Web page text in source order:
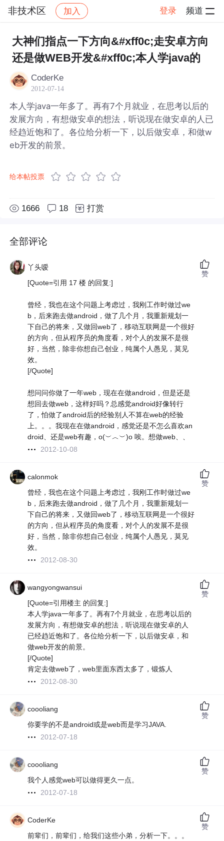
非技术区 加入 登录 频道
社区 非技术区 帖子详情
大神们指点一下方向&#xff0c;走安卓方向
还是做WEB开发&#xff0c;本人学java的
CoderKe
2012-07-14
本人学java一年多了。再有7个月就业，在思考以后的
发展方向，有想做安卓的想法，听说现在做安卓的人已
经趋近饱和了。各位给分析一下，以后做安卓，和做w
eb开发的前景。
给本帖投票
1666 18 打赏
全部评论
丫头嗳
[Quote=引用 17 楼 的回复:]
曾经，我也在这个问题上考虑过，我刚工作时做过we
b，后来跑去做android，做了几个月，我重新规划一
下自己的将来，又做回web了，移动互联网是一个很好
的方向，但从程序员的角度看，对个人的发展不是很
好，当然，除非你想自己创业，纯属个人愚见，莫见
效。
[/Quote]
想问问你做了一年web，现在在做android，但是还是
想回去做web，这样好吗？总感觉android好像转行
了，怕做了android后的经验别人不算在web的经验
上。。。我现在在做android，感觉还是不怎么喜欢an
droid、还是web有趣，o(︶︿︶)o 唉。想做web、、
2012-10-08
赞
calonmok
曾经，我也在这个问题上考虑过，我刚工作时做过we
b，后来跑去做android，做了几个月，我重新规划一
下自己的将来，又做回web了，移动互联网是一个很好
的方向，但从程序员的角度看，对个人的发展不是很
好，当然，除非你想自己创业，纯属个人愚见，莫见
效。
2012-08-30
赞
wangyongwansui
[Quote=引用楼主 的回复:]
本人学java一年多了。再有7个月就业，在思考以后的
发展方向，有想做安卓的想法，听说现在做安卓的人
已经趋近饱和了。各位给分析一下，以后做安卓，和
做web开发的前景。
[/Quote]
肯定去做web了，web里面东西太多了，锻炼人
2012-08-30
赞
coooliang
你要学的不是android或是web而是学习JAVA.
2012-07-18
赞
coooliang
我个人感觉web可以做得更久一点。
2012-07-18
赞
CoderKe
前辈们，前辈们，给我们这些小弟，分析一下。。。
赞